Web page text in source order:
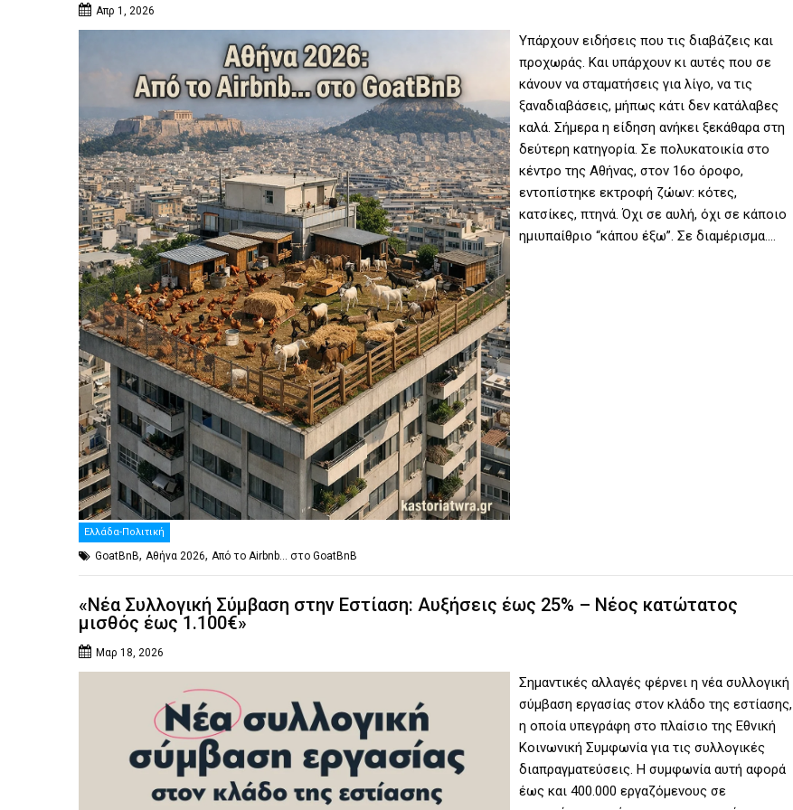
Απρ 1, 2026
Υπάρχουν ειδήσεις που τις διαβάζεις και
προχωράς. Και υπάρχουν κι αυτές που σε
κάνουν να σταματήσεις για λίγο, να τις
ξαναδιαβάσεις, μήπως κάτι δεν κατάλαβες
καλά. Σήμερα η είδηση ανήκει ξεκάθαρα στη
δεύτερη κατηγορία. Σε πολυκατοικία στο
κέντρο της Αθήνας, στον 16ο όροφο,
εντοπίστηκε εκτροφή ζώων: κότες,
κατσίκες, πτηνά. Όχι σε αυλή, όχι σε κάποιο
ημιυπαίθριο “κάπου έξω”. Σε διαμέρισμα.…
Ελλάδα-Πολιτική
GoatBnB, Αθήνα 2026, Από το Airbnb… στο GoatBnB
«Νέα Συλλογική Σύμβαση στην Εστίαση: Αυξήσεις έως 25% – Νέος κατώτατος
μισθός έως 1.100€»
Μαρ 18, 2026
Σημαντικές αλλαγές φέρνει η νέα συλλογική
σύμβαση εργασίας στον κλάδο της εστίασης,
η οποία υπεγράφη στο πλαίσιο της Εθνική
Κοινωνική Συμφωνία για τις συλλογικές
διαπραγματεύσεις. Η συμφωνία αυτή αφορά
έως και 400.000 εργαζόμενους σε